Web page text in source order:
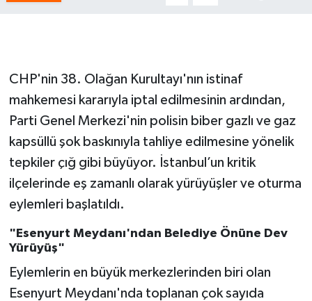
CHP'nin 38. Olağan Kurultayı'nın istinaf
mahkemesi kararıyla iptal edilmesinin ardından,
Parti Genel Merkezi'nin polisin biber gazlı ve gaz
kapsüllü şok baskınıyla tahliye edilmesine yönelik
tepkiler çığ gibi büyüyor. İstanbul’un kritik
ilçelerinde eş zamanlı olarak yürüyüşler ve oturma
eylemleri başlatıldı.
"Esenyurt Meydanı'ndan Belediye Önüne Dev
Yürüyüş"
Eylemlerin en büyük merkezlerinden biri olan
Esenyurt Meydanı'nda toplanan çok sayıda